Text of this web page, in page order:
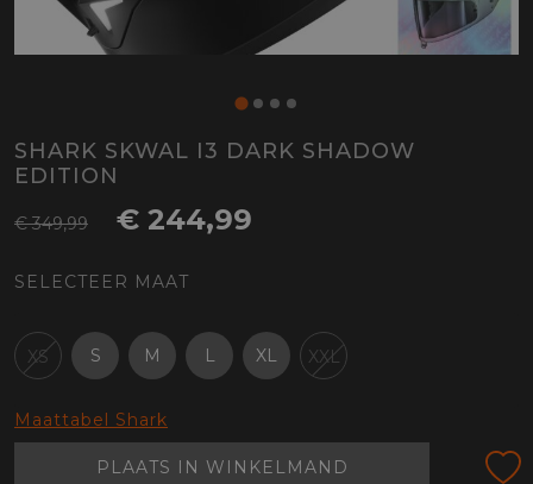
SHARK SKWAL I3 DARK SHADOW
EDITION
€ 349,99 € 244,99
SELECTEER MAAT
XS S M L XL XXL
Maattabel Shark
PLAATS IN WINKELMAND